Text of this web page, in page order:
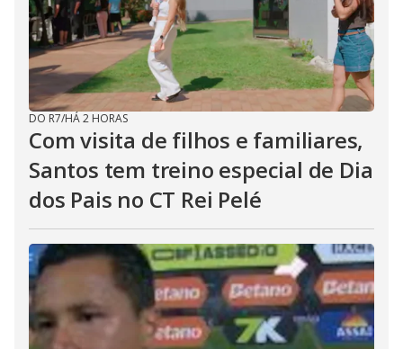
DO R7/HÁ 2 HORAS
Com visita de filhos e familiares,
Santos tem treino especial de Dia
dos Pais no CT Rei Pelé